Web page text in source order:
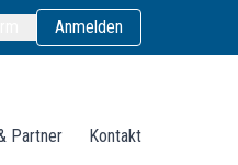
Anmelden
Partner Kontakt